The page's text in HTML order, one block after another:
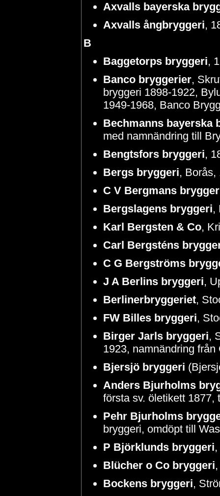
Axvalls bayerska
Axvalls ångbryggeri,
B
Baggetorps bryggeri,
Banco bryggerier,
bryggeri 1898-1922,
1949-1968, Banco
Bechmanns bayerska
med namnändring till
Bengtsfors bryggeri,
Bergs bryggeri, Borås,
C V Bergmans
Bergslagens bryggeri,
Karl Bergsten & Co,
Carl Bergsténs
C G Bergströms
J A Berlins bryggeri,
Berlinerbryggeriet,
FW Billes bryggeri,
Birger Jarls bryggeri,
1923, namnändring
Bjersjö bryggeri
Anders Bjurholms
första sv. öletikett
Pehr Bjurholms
bryggeri, omdöpt till
P Björklunds bryggeri
Blücher o Co bryggeri
Bockens bryggeri,